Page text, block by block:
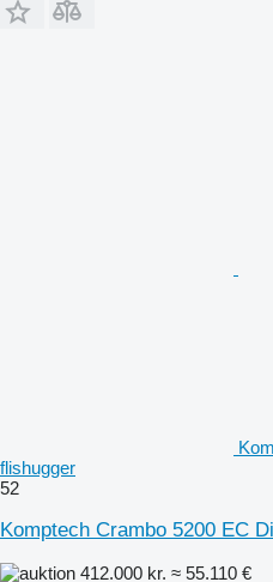
flishugger
52
Komptech Crambo 5200 EC
412.000 kr. ≈ 55.110 €